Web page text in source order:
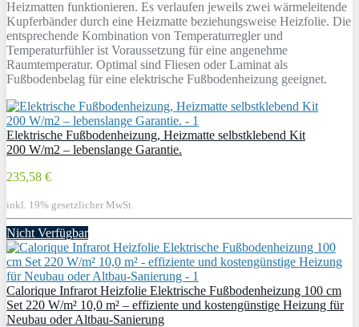
Heizmatten funktionieren. Es verlaufen jeweils zwei wärmeleitende
Kupferbänder durch eine Heizmatte beziehungsweise Heizfolie. Die
entsprechende Kombination von Temperaturregler und
Temperaturfühler ist Voraussetzung für eine angenehme
Raumtemperatur. Optimal sind Fliesen oder Laminat als
Fußbodenbelag für eine elektrische Fußbodenheizung geeignet.
Elektrische Fußbodenheizung, Heizmatte selbstklebend Kit
200 W/m2 – lebenslange Garantie.
235,58 €
inkl. 19% gesetzlicher MwSt.
Nicht Verfügbar
Calorique Infrarot Heizfolie Elektrische Fußbodenheizung 100 cm
Set 220 W/m² 10,0 m² – effiziente und kostengünstige Heizung für
Neubau oder Altbau-Sanierung